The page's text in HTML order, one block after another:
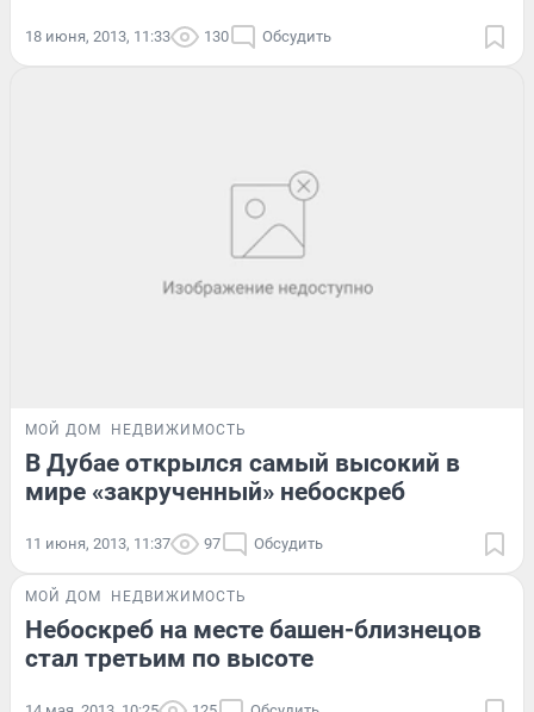
18 июня, 2013, 11:33 130 Обсудить
МОЙ ДОМ НЕДВИЖИМОСТЬ
В Дубае открылся самый высокий в
мире «закрученный» небоскреб
11 июня, 2013, 11:37 97 Обсудить
МОЙ ДОМ НЕДВИЖИМОСТЬ
Небоскреб на месте башен-близнецов
стал третьим по высоте